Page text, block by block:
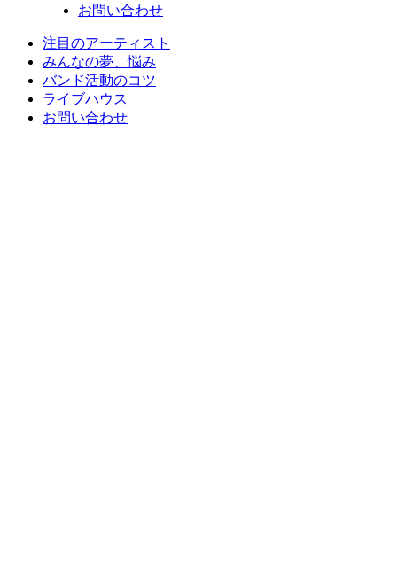
お問い合わせ
注目のアーティスト
みんなの夢、悩み
バンド活動のコツ
ライブハウス
お問い合わせ